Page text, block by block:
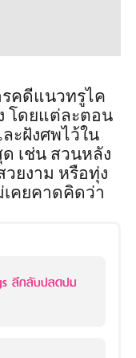
รคดีแนวทรูไค
โดยแต่ละตอน
ะฝังศพไว้ใน
เช่น สวนหลัง
ยงาม หรือทุ่ง
คยคาดคิดว่า
ลึกลับปลดปม